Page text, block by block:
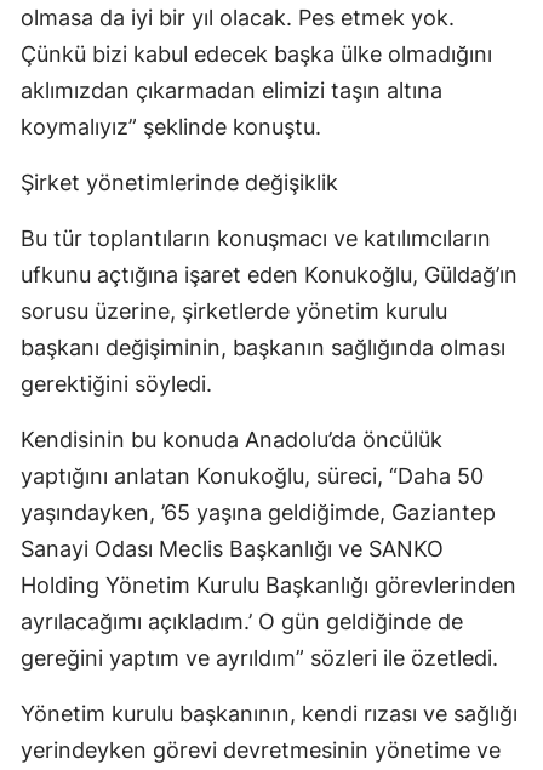
olmasa da iyi bir yıl olacak. Pes etmek yok.
Çünkü bizi kabul edecek başka ülke olmadığını
aklımızdan çıkarmadan elimizi taşın altına
koymalıyız” şeklinde konuştu.
Şirket yönetimlerinde değişiklik
Bu tür toplantıların konuşmacı ve katılımcıların
ufkunu açtığına işaret eden Konukoğlu, Güldağ’ın
sorusu üzerine, şirketlerde yönetim kurulu
başkanı değişiminin, başkanın sağlığında olması
gerektiğini söyledi.
Kendisinin bu konuda Anadolu’da öncülük
yaptığını anlatan Konukoğlu, süreci, “Daha 50
yaşındayken, ’65 yaşına geldiğimde, Gaziantep
Sanayi Odası Meclis Başkanlığı ve SANKO
Holding Yönetim Kurulu Başkanlığı görevlerinden
ayrılacağımı açıkladım.’ O gün geldiğinde de
gereğini yaptım ve ayrıldım” sözleri ile özetledi.
Yönetim kurulu başkanının, kendi rızası ve sağlığı
yerindeyken görevi devretmesinin yönetime ve